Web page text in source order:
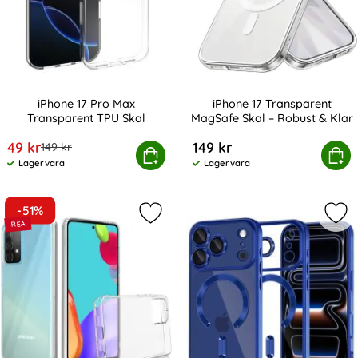
iPhone 17 Pro Max
Transparent TPU Skal
rea pris
49 krtidigare pris
149 kr
Tillgänglighet:
Lagervara
Köp
iPhone 17 Pro Max Transparent TPU Skal
iPhone 17 Transparent
MagSafe Skal – Robust & Klar
149 kr
Tillgänglighet:
Lagervara
Köp
iPhone 17 Transparent
-51%
Markera samsung Galaxy A52 /